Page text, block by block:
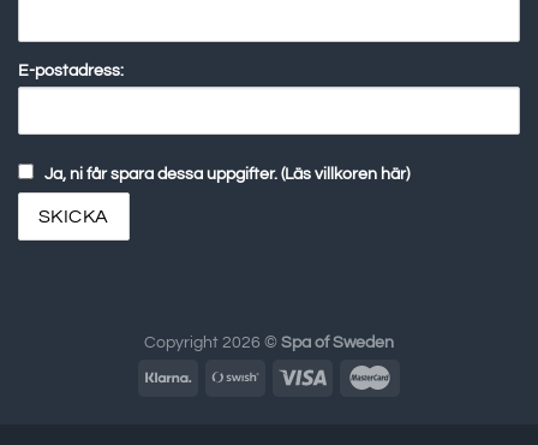
E-postadress:
Ja, ni får spara dessa uppgifter. (Läs villkoren här)
Copyright 2026 © Spa of Sweden